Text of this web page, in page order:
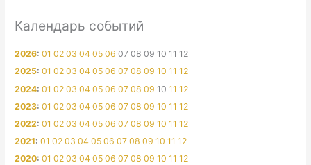
Календарь событий
2026:01 02 03 04 05 06 07 08 09 10 11 12
2025:01 02 03 04 05 06 07 08 09 10 11 12
2024:01 02 03 04 05 06 07 08 09 10 11 12
2023:01 02 03 04 05 06 07 08 09 10 11 12
2022:01 02 03 04 05 06 07 08 09 10 11 12
2021:01 02 03 04 05 06 07 08 09 10 11 12
2020:01 02 03 04 05 06 07 08 09 10 11 12